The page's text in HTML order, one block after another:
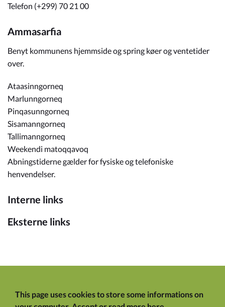
Telefon (+299) 70 21 00
Ammasarfia
Benyt kommunens hjemmside og spring køer og ventetider
over.
Ataasinngorneq
Marlunngorneq
Pinqasunngorneq
Sisamanngorneq
Tallimanngorneq
Weekendi matoqqavoq
Abningstiderne gælder for fysiske og telefoniske
henvendelser.
Interne links
Eksterne links
This page uses cookies to store some informations on